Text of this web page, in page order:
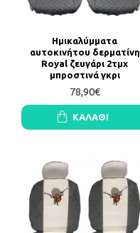
Ημικαλύμματα
αυτοκινήτου δερματίνη
Royal ζευγάρι 2τμχ
μπροστινά γκρι
78,90€
ΚΑΛΆΘΙ